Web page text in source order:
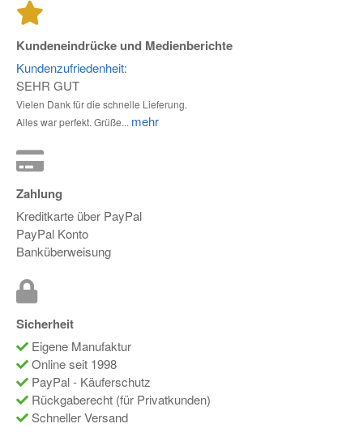
Kundeneindrücke und Medienberichte
Kundenzufriedenheit:
SEHR GUT
Vielen Dank für die schnelle Lieferung.
Alles war perfekt. Grüße... mehr
Zahlung
Kreditkarte über PayPal
PayPal Konto
Banküberweisung
Sicherheit
Eigene Manufaktur
Online seit 1998
PayPal - Käuferschutz
Rückgaberecht (für Privatkunden)
Schneller Versand